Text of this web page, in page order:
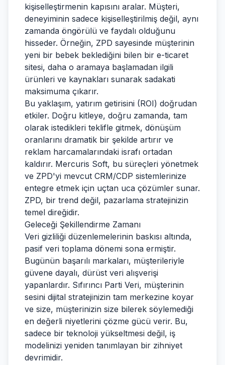
kişiselleştirmenin kapısını aralar. Müşteri,
deneyiminin sadece kişiselleştirilmiş değil, aynı
zamanda öngörülü ve faydalı olduğunu
hisseder. Örneğin, ZPD sayesinde müşterinin
yeni bir bebek beklediğini bilen bir e-ticaret
sitesi, daha o aramaya başlamadan ilgili
ürünleri ve kaynakları sunarak sadakati
maksimuma çıkarır.
Bu yaklaşım, yatırım getirisini (ROI) doğrudan
etkiler. Doğru kitleye, doğru zamanda, tam
olarak istedikleri teklifle gitmek, dönüşüm
oranlarını dramatik bir şekilde artırır ve
reklam harcamalarındaki israfı ortadan
kaldırır. Mercuris Soft, bu süreçleri yönetmek
ve ZPD'yi mevcut CRM/CDP sistemlerinize
entegre etmek için uçtan uca çözümler sunar.
ZPD, bir trend değil, pazarlama stratejinizin
temel direğidir.
Geleceği Şekillendirme Zamanı
Veri gizliliği düzenlemelerinin baskısı altında,
pasif veri toplama dönemi sona ermiştir.
Bugünün başarılı markaları, müşterileriyle
güvene dayalı, dürüst veri alışverişi
yapanlardır. Sıfırıncı Parti Veri, müşterinin
sesini dijital stratejinizin tam merkezine koyar
ve size, müşterinizin size bilerek söylemediği
en değerli niyetlerini çözme gücü verir. Bu,
sadece bir teknoloji yükseltmesi değil, iş
modelinizi yeniden tanımlayan bir zihniyet
devrimidir.